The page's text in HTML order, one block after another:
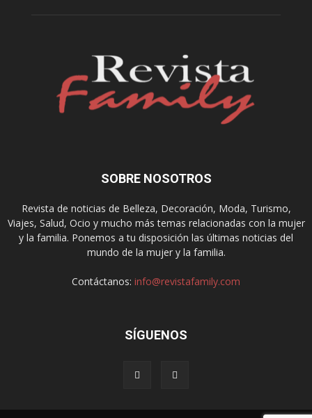
SOBRE NOSOTROS
Revista de noticias de Belleza, Decoración, Moda, Turismo,
Viajes, Salud, Ocio y mucho más temas relacionadas con la mujer
y la familia. Ponemos a tu disposición las últimas noticias del
mundo de la mujer y la familia.
Contáctanos: info@revistafamily.com
SÍGUENOS